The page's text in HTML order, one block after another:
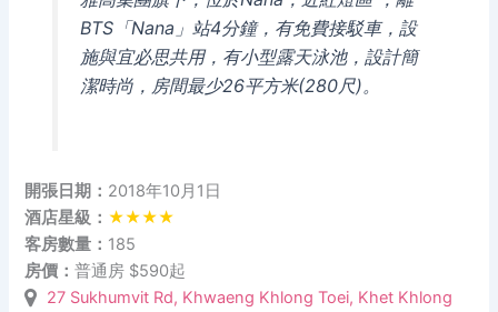
BTS「Nana」站4分鐘，有免費接駁車，設
施與宜必思共用，有小型露天泳池，設計簡
潔時尚，房間最少26平方米(280尺)。
開張日期： 2018年10月1日
酒店星級： ★★★★
客房數量： 185
房價：普通房 $590起
27 Sukhumvit Rd, Khwaeng Khlong Toei, Khet Khlong